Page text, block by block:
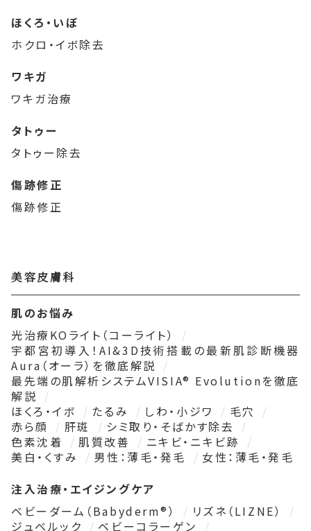
ほくろ・いぼ
ホクロ・イボ除去
ワキガ
ワキガ治療
タトゥー
タトゥー除去
傷跡修正
傷跡修正
美容皮膚科
肌のお悩み
光治療KOライト（コーライト）
宇都宮初導入！AI&3D技術搭載の最新肌診断機器
Aura（オーラ）を徹底解説
最先端の肌解析システムVISIA® Evolutionを徹底
解説
ほくろ・イボ
たるみ しわ・小ジワ
毛穴
赤ら顔
肝斑
シミ取り・そばかす除去
色素沈着
肌質改善
ニキビ・ニキビ跡
美白・くすみ
男性：薄毛・発毛
女性：薄毛・発毛
注入治療・エイジングケア
ベビーダーム（Babyderm®）
リズネ（LIZNE）
ジュベルック
ベビーコラーゲン